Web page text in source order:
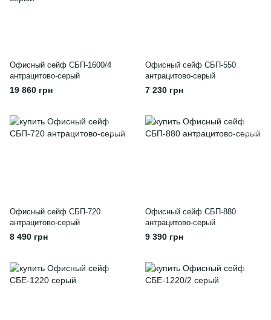
Офисный сейф CБП-1600/4
антрацитово-серый
19 860 грн
Офисный сейф CБП-550
антрацитово-серый
7 230 грн
Офисный сейф CБП-720
антрацитово-серый
8 490 грн
Офисный сейф CБП-880
антрацитово-серый
9 390 грн